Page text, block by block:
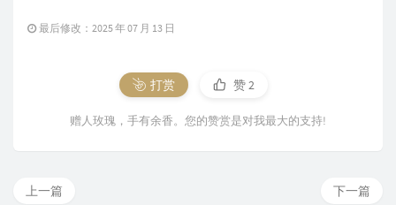
最后修改：2025 年 07 月 13 日
打赏 赞2
赠人玫瑰，手有余香。您的赞赏是对我最大的支持!
下一篇
上一篇